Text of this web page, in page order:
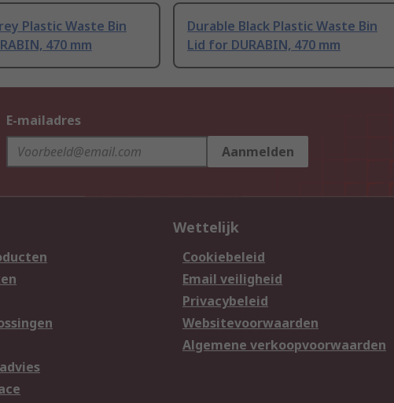
Plastic Waste Bin
470 mm
Durable Black Plastic Waste Bin
Lid for DURABIN, 470 mm
E-mailadres
Aanmelden
Wettelijk
Cookiebeleid
Email veiligheid
Privacybeleid
Websitevoorwaarden
Algemene verkoopvoorwaarden